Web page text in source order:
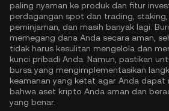
paling nyaman ke produk dan fitur
perdagangan spot dan trading, staking,
peminjaman, dan masih banyak lagi.
memegang dana Anda secara aman,
tidak harus kesulitan mengelola dan
kunci pribadi Anda. Namun, pastikan
bursa yang mengimplementasikan
keamanan yang ketat agar Anda dapat
bahwa aset kripto Anda aman dan
yang benar.